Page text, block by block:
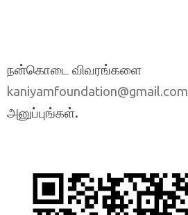
நன்கொடை விவரங்களை
kaniyamfoundation@gmail.com
அனுப்புங்கள்.